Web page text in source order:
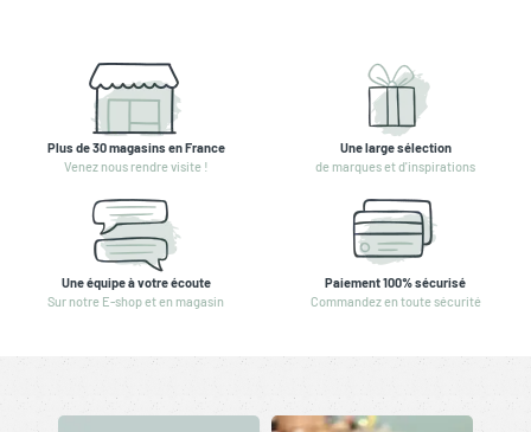
Plus de 30 magasins en France
Venez nous rendre visite !
Une large sélection
de marques et d'inspirations
Une équipe à votre écoute
Sur notre E-shop et en magasin
Paiement 100% sécurisé
Commandez en toute sécurité